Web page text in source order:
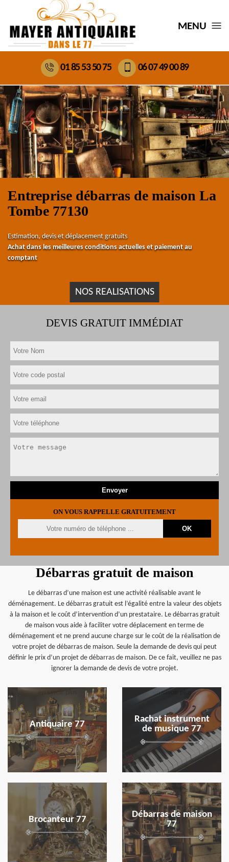
MENU
01 85 53 50 75 06 07 49 00 89
Entreprise débarras de maison La
Tombe 77130
Estimation, devis et déplacement gratuits
Achat dans les meilleures conditions actuelles et paiement au
comptant
NOS REALISATIONS
DEVIS GRATUIT IMMÉDIAT
ON VOUS RAPPELLE GRATUITEMENT
Débarras gratuit de maison
Le débarras d’une maison est une activité réalisable avant le
déménagement. Le débarras gratuit est l’égalité entre la valeur des objets
à la maison et le coût d’intervention d’un prestataire. Le débarras gratuit
de maison vous aide à faciliter votre déplacement en terme de
déménagement et ne prend aucune charge sur le coût de la réalisation de
votre projet de débarras de maison. Seule la demande de devis qui peut
définir le prix d’un projet de débarras de maison. De ce fait, veuillez ne pas
ignorer la demande de devis de votre projet.
Antiquaire 77
en savoir plus
Rachat instrument
de musique 77
en savoir plus
Brocanteur 77
en savoir plus
Débarras de maison
77
en savoir plus